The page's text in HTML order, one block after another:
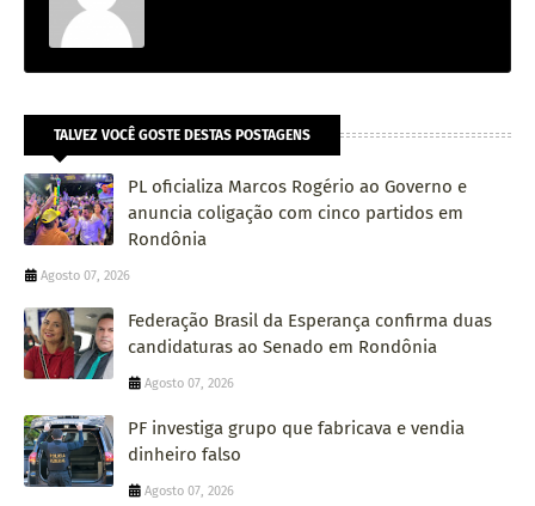
TALVEZ VOCÊ GOSTE DESTAS POSTAGENS
PL oficializa Marcos Rogério ao Governo e
anuncia coligação com cinco partidos em
Rondônia
Agosto 07, 2026
Federação Brasil da Esperança confirma duas
candidaturas ao Senado em Rondônia
Agosto 07, 2026
PF investiga grupo que fabricava e vendia
dinheiro falso
Agosto 07, 2026